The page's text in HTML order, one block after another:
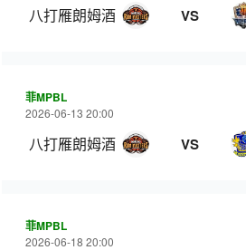
八打雁朗姆酒 VS
菲MPBL
2026-06-13 20:00
八打雁朗姆酒 VS
菲MPBL
2026-06-18 20:00